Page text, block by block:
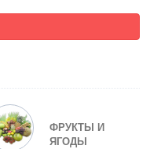
ФРУКТЫ И
ЯГОДЫ